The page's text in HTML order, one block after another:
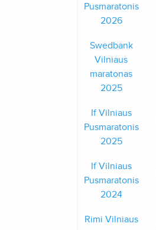
Pusmaratonis
2026
Swedbank
Vilniaus
maratonas
2025
If Vilniaus
Pusmaratonis
2025
If Vilniaus
Pusmaratonis
2024
Rimi Vilniaus